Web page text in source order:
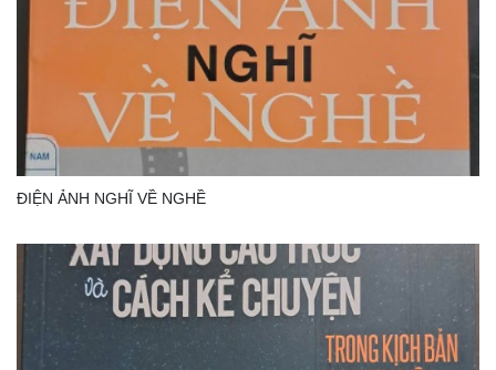
ĐIỆN ẢNH NGHĨ VỀ NGHỀ